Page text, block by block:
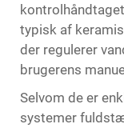
typisk af
der regulerer
brugerens
Selvom de er
systemer